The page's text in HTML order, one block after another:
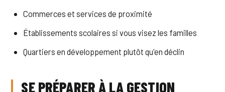
Commerces et services de proximité
Établissements scolaires si vous visez les familles
Quartiers en développement plutôt qu'en déclin
SE PRÉPARER À LA GESTION